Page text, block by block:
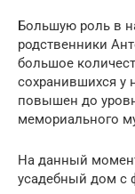
Большую роль в
родственники
большое
сохранившихся у
повышен до
мемориального
На данный
усадебный дом с